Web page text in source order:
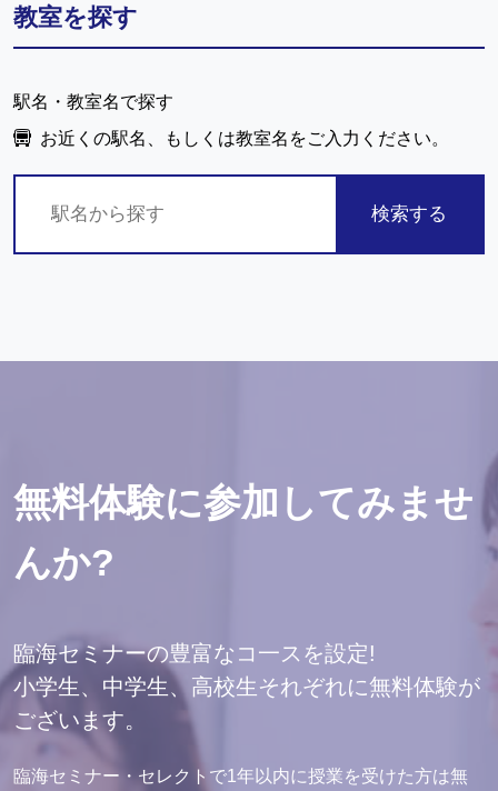
教室を探す
駅名・教室名で探す
お近くの駅名、もしくは教室名をご入力ください。
検索する
無料体験に参加してみませ
んか?
臨海セミナーの豊富なコ一スを設定!
小学生、中学生、高校生それぞれに無料体験が
ございます。
臨海セミナー・セレクトで1年以内に授業を受けた方は無